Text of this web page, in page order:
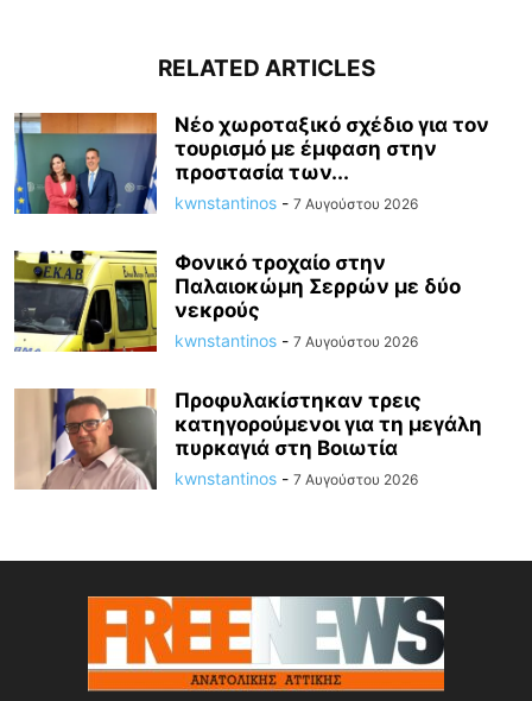
RELATED ARTICLES
Νέο χωροταξικό σχέδιο για τον
τουρισμό με έμφαση στην
προστασία των...
kwnstantinos - 7 Αυγούστου 2026
Φονικό τροχαίο στην
Παλαιοκώμη Σερρών με δύο
νεκρούς
kwnstantinos - 7 Αυγούστου 2026
Προφυλακίστηκαν τρεις
κατηγορούμενοι για τη μεγάλη
πυρκαγιά στη Βοιωτία
kwnstantinos - 7 Αυγούστου 2026